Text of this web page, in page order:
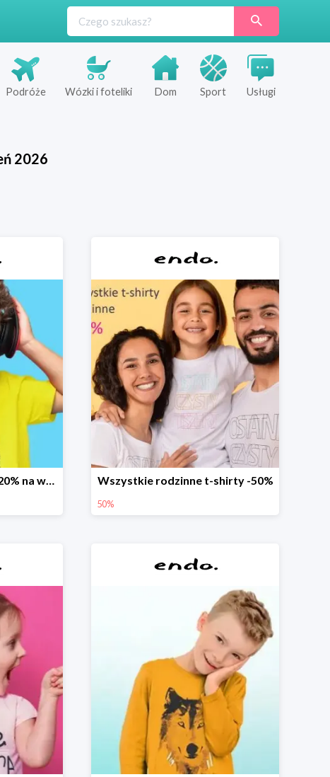
Podróże Wózki i foteliki Dom Sport Usługi
2026
Promocja dodatkowe 20% na wszystko Wszystkie rodzinne t-shirty -50%
50%